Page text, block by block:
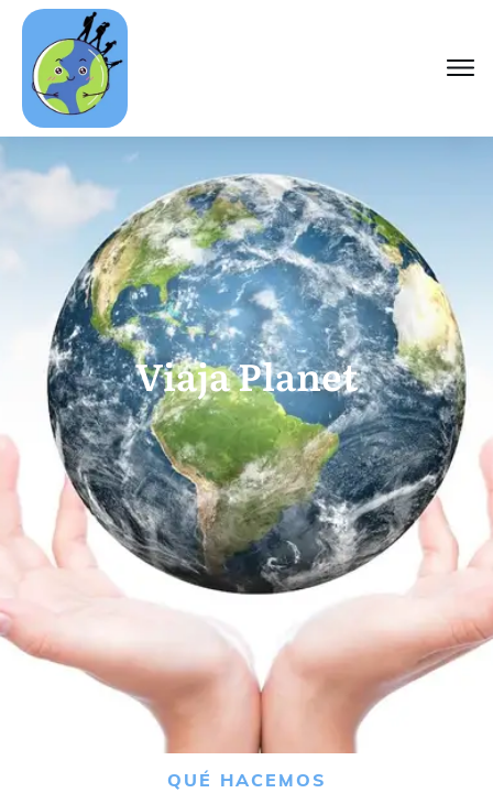
Viaja Planet
QUÉ HACEMOS